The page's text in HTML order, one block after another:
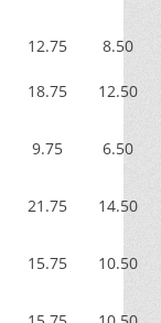
12.75 8.50
18.75 12.50
9.75 6.50
21.75 14.50
15.75 10.50